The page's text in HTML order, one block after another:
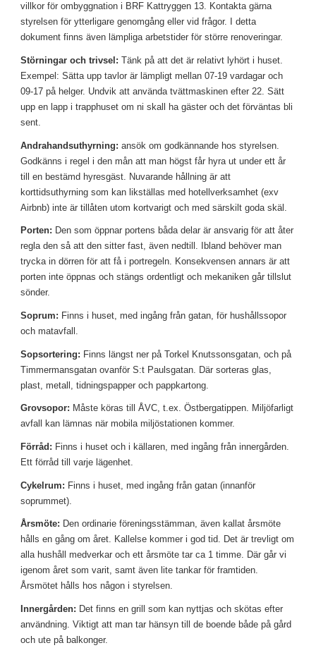
villkor för ombyggnation i BRF Kattryggen 13. Kontakta gärna
styrelsen för ytterligare genomgång eller vid frågor. I detta
dokument finns även lämpliga arbetstider för större renoveringar.
Störningar och trivsel: Tänk på att det är relativt lyhört i huset.
Exempel: Sätta upp tavlor är lämpligt mellan 07-19 vardagar och
09-17 på helger. Undvik att använda tvättmaskinen efter 22. Sätt
upp en lapp i trapphuset om ni skall ha gäster och det förväntas bli
sent.
Andrahandsuthyrning: ansök om godkännande hos styrelsen.
Godkänns i regel i den mån att man högst får hyra ut under ett år
till en bestämd hyresgäst. Nuvarande hållning är att
korttidsuthyrning som kan likställas med hotellverksamhet (exv
Airbnb) inte är tillåten utom kortvarigt och med särskilt goda skäl.
Porten: Den som öppnar portens båda delar är ansvarig för att åter
regla den så att den sitter fast, även nedtill. Ibland behöver man
trycka in dörren för att få i portregeln. Konsekvensen annars är att
porten inte öppnas och stängs ordentligt och mekaniken går tillslut
sönder.
Soprum: Finns i huset, med ingång från gatan, för hushållssopor
och matavfall.
Sopsortering: Finns längst ner på Torkel Knutssonsgatan, och på
Timmermansgatan ovanför S:t Paulsgatan. Där sorteras glas,
plast, metall, tidningspapper och pappkartong.
Grovsopor: Måste köras till ÅVC, t.ex. Östbergatippen. Miljöfarligt
avfall kan lämnas när mobila miljöstationen kommer.
Förråd: Finns i huset och i källaren, med ingång från innergården.
Ett förråd till varje lägenhet.
Cykelrum: Finns i huset, med ingång från gatan (innanför
soprummet).
Årsmöte: Den ordinarie föreningsstämman, även kallat årsmöte
hålls en gång om året. Kallelse kommer i god tid. Det är trevligt om
alla hushåll medverkar och ett årsmöte tar ca 1 timme. Där går vi
igenom året som varit, samt även lite tankar för framtiden.
Årsmötet hålls hos någon i styrelsen.
Innergården: Det finns en grill som kan nyttjas och skötas efter
användning. Viktigt att man tar hänsyn till de boende både på gård
och ute på balkonger.